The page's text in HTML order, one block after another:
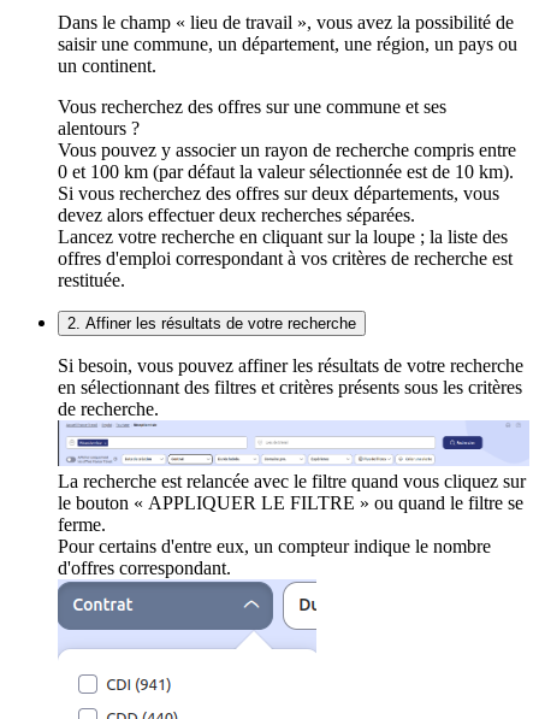
Dans le champ « lieu de travail », vous avez la possibilité de
saisir une commune, un département, une région, un pays ou
un continent.
Vous recherchez des offres sur une commune et ses
alentours ?
Vous pouvez y associer un rayon de recherche compris entre
0 et 100 km (par défaut la valeur sélectionnée est de 10 km).
Si vous recherchez des offres sur deux départements, vous
devez alors effectuer deux recherches séparées.
Lancez votre recherche en cliquant sur la loupe ; la liste des
offres d'emploi correspondant à vos critères de recherche est
restituée.
2. Affiner les résultats de votre recherche
Si besoin, vous pouvez affiner les résultats de votre recherche
en sélectionnant des filtres et critères présents sous les critères
de recherche.
La recherche est relancée avec le filtre quand vous cliquez sur
le bouton « APPLIQUER LE FILTRE » ou quand le filtre se
ferme.
Pour certains d'entre eux, un compteur indique le nombre
d'offres correspondant.